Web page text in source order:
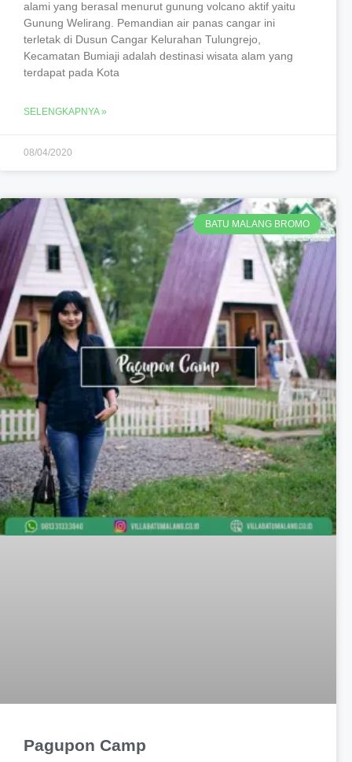
alami yang berasal menurut gunung volcano aktif yaitu
Gunung Welirang. Pemandian air panas cangar ini
terletak di Dusun Cangar Kelurahan Tulungrejo,
Kecamatan Bumiaji adalah destinasi wisata alam yang
terdapat pada Kota
SELENGKAPNYA »
08/04/2020
BATU MALANG BROMO
Pagupon Camp